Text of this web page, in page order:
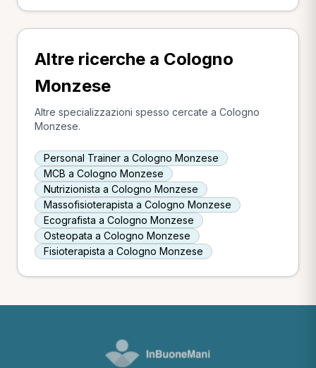
Altre ricerche a Cologno
Monzese
Altre specializzazioni spesso cercate a Cologno
Monzese.
Personal Trainer a Cologno Monzese
MCB a Cologno Monzese
Nutrizionista a Cologno Monzese
Massofisioterapista a Cologno Monzese
Ecografista a Cologno Monzese
Osteopata a Cologno Monzese
Fisioterapista a Cologno Monzese